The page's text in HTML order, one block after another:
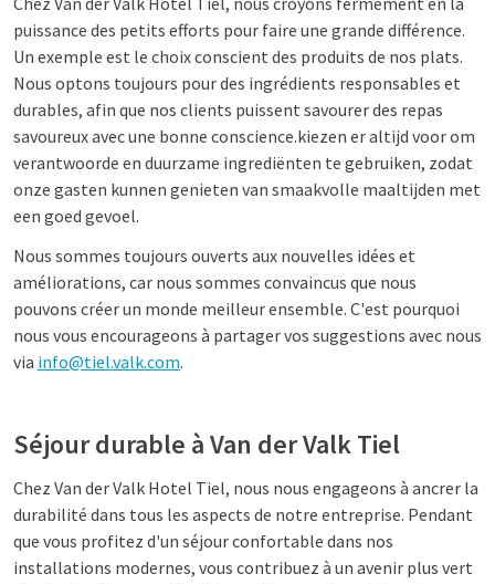
puissance des petits efforts pour faire une grande différence.
Un exemple est le choix conscient des produits de nos plats.
Nous optons toujours pour des ingrédients responsables et
durables, afin que nos clients puissent savourer des repas
savoureux avec une bonne conscience.kiezen er altijd voor om
verantwoorde en duurzame ingrediënten te gebruiken, zodat
onze gasten kunnen genieten van smaakvolle maaltijden met
een goed gevoel.
Nous sommes toujours ouverts aux nouvelles idées et
améliorations, car nous sommes convaincus que nous
pouvons créer un monde meilleur ensemble. C'est pourquoi
nous vous encourageons à partager vos suggestions avec nous
via info@tiel.valk.com.
Séjour durable à Van der Valk Tiel
Chez Van der Valk Hotel Tiel, nous nous engageons à ancrer la
durabilité dans tous les aspects de notre entreprise. Pendant
que vous profitez d'un séjour confortable dans nos
installations modernes, vous contribuez à un avenir plus vert